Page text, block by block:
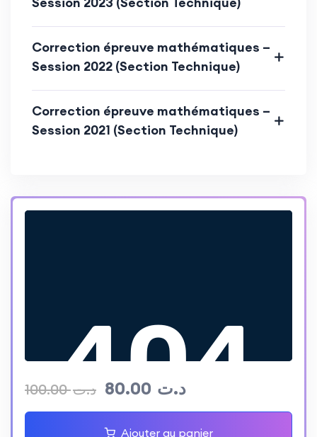
Correction épreuve mathématiques –
Session 2022 (Section Technique)
Correction épreuve mathématiques –
Session 2021 (Section Technique)
100.00د.ت 80.00 د.ت
Ajouter au panier